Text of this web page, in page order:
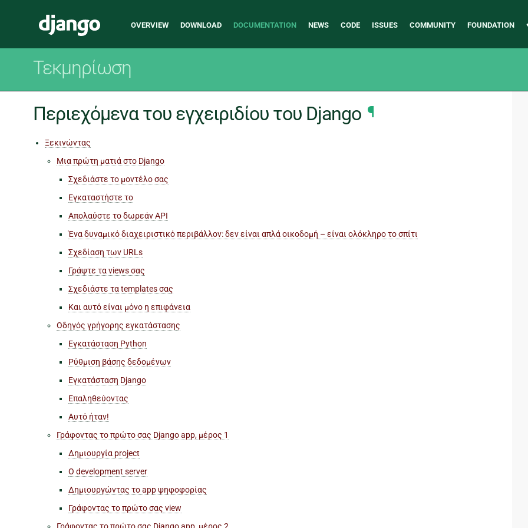
Django
Main
OVERVIEW DOWNLOAD DOCUMENTATION NEWS CODE ISSUES COMMUNITY FOUNDATION
Τεκμηρίωση
Περιεχόμενα του εγχειριδίου του Django ¶
Ξεκινώντας
Μια πρώτη ματιά στο Django
Σχεδιάστε το μοντέλο σας
Εγκαταστήστε το
Απολαύστε το δωρεάν API
Ένα δυναμικό διαχειριστικό περιβάλλον: δεν είναι απλά οικοδομή – είναι ολόκληρο το σπίτι
Σχεδίαση των URLs
Γράψτε τα views σας
Σχεδιάστε τα templates σας
Και αυτό είναι μόνο η επιφάνεια
Οδηγός γρήγορης εγκατάστασης
Εγκατάσταση Python
Ρύθμιση βάσης δεδομένων
Εγκατάσταση Django
Επαληθεύοντας
Αυτό ήταν!
Γράφοντας το πρώτο σας Django app, μέρος 1
Δημιουργία project
Ο development server
Δημιουργώντας το app ψηφοφορίας
Γράφοντας το πρώτο σας view
Γράφοντας το πρώτο σας Django app, μέρος 2